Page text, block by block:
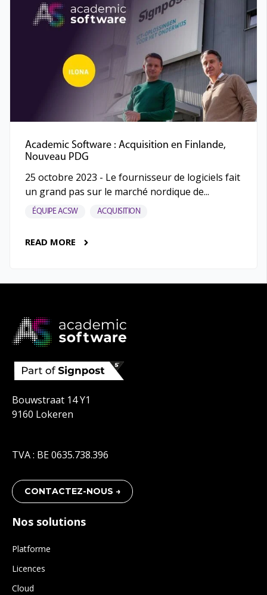
Academic Software : Acquisition en Finlande,
Nouveau PDG
25 octobre 2023 - Le fournisseur de logiciels fait
un grand pas sur le marché nordique de...
ÉQUIPE ACSW ACQUISITION
READ MORE
Bouwstraat 14 Y1
9160 Lokeren
TVA : BE 0635.738.396
CONTACTEZ-NOUS →
Nos solutions
Platforme
Licences
Cloud